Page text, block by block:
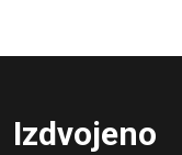
Izdvojeno